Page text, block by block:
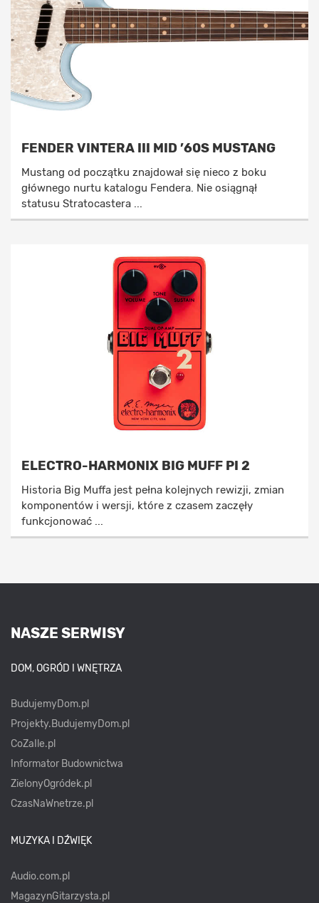
FENDER VINTERA III MID ’60S MUSTANG
Mustang od początku znajdował się nieco z boku
głównego nurtu katalogu Fendera. Nie osiągnął
statusu Stratocastera ...
ELECTRO-HARMONIX BIG MUFF PI 2
Historia Big Muffa jest pełna kolejnych rewizji, zmian
komponentów i wersji, które z czasem zaczęły
funkcjonować ...
NASZE SERWISY
DOM, OGRÓD I WNĘTRZA
BudujemyDom.pl
Projekty.BudujemyDom.pl
CoZaIle.pl
Informator Budownictwa
ZielonyOgródek.pl
CzasNaWnetrze.pl
MUZYKA I DŹWIĘK
Audio.com.pl
MagazynGitarzysta.pl